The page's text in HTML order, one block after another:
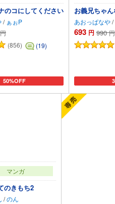
のコにしてください
/ ぁぉP
円
(856)
(19)
50%OFF
ートに追加
お義兄ちゃ
あおっぱなや/
693 円 990 円
カ
マンガ
のきもち2
/のん